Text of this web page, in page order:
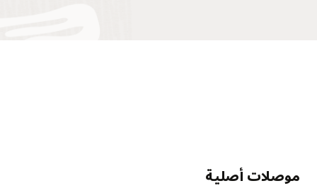
موصلات أصلية